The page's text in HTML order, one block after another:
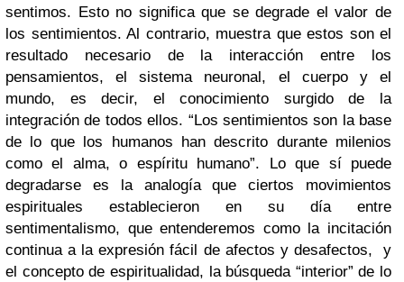
sentimos. Esto no significa que se degrade el valor de
los sentimientos. Al contrario, muestra que estos son el
resultado necesario de la interacción entre los
pensamientos, el sistema neuronal, el cuerpo y el
mundo, es decir, el conocimiento surgido de la
integración de todos ellos. “Los sentimientos son la base
de lo que los humanos han descrito durante milenios
como el alma, o espíritu humano”. Lo que sí puede
degradarse es la analogía que ciertos movimientos
espirituales establecieron en su día entre
sentimentalismo, que entenderemos como la incitación
continua a la expresión fácil de afectos y desafectos, y
el concepto de espiritualidad, la búsqueda “interior” de lo